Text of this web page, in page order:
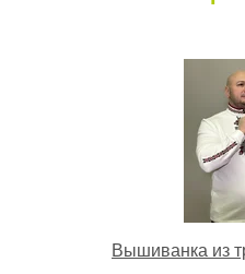
Вышиванка из